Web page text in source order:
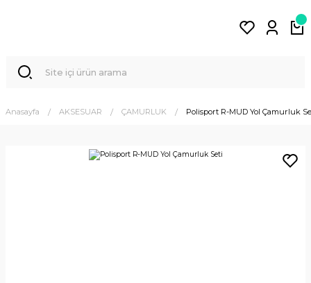
Anasayfa AKSESUAR ÇAMURLUK Polisport R-MUD Yol Çamurluk